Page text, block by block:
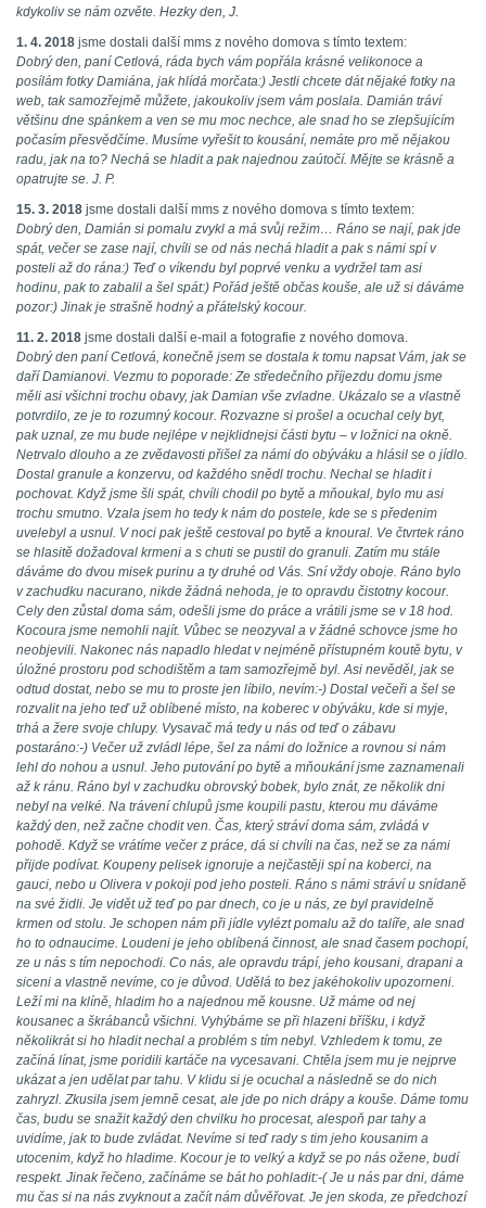
kdykoliv se nám ozvěte. Hezky den, J.
1. 4. 2018 jsme dostali další mms z nového domova s tímto textem:
Dobrý den, paní Cetlová, ráda bych vám popřála krásné velikonoce a
posílám fotky Damiána, jak hlídá morčata:) Jestli chcete dát nějaké fotky na
web, tak samozřejmě můžete, jakoukoliv jsem vám poslala. Damián tráví
většinu dne spánkem a ven se mu moc nechce, ale snad ho se zlepšujícím
počasím přesvědčíme. Musíme vyřešit to kousání, nemáte pro mě nějakou
radu, jak na to? Nechá se hladit a pak najednou zaútočí. Mějte se krásně a
opatrujte se. J. P.
15. 3. 2018 jsme dostali další mms z nového domova s tímto textem:
Dobrý den, Damián si pomalu zvykl a má svůj režim… Ráno se nají, pak jde
spát, večer se zase nají, chvíli se od nás nechá hladit a pak s námi spí v
posteli až do rána:) Teď o víkendu byl poprvé venku a vydržel tam asi
hodinu, pak to zabalil a šel spát:) Pořád ještě občas kouše, ale už si dáváme
pozor:) Jinak je strašně hodný a přátelský kocour.
11. 2. 2018 jsme dostali další e-mail a fotografie z nového domova.
Dobrý den paní Cetlová, konečně jsem se dostala k tomu napsat Vám, jak se
daří Damianovi. Vezmu to poporade: Ze středečního příjezdu domu jsme
měli asi všichni trochu obavy, jak Damian vše zvladne. Ukázalo se a vlastně
potvrdilo, ze je to rozumný kocour. Rozvazne si prošel a ocuchal cely byt,
pak uznal, ze mu bude nejlépe v nejklidnejsi části bytu – v ložnici na okně.
Netrvalo dlouho a ze zvědavosti přišel za námi do obýváku a hlásil se o jídlo.
Dostal granule a konzervu, od každého snědl trochu. Nechal se hladit i
pochovat. Když jsme šli spát, chvíli chodil po bytě a mňoukal, bylo mu asi
trochu smutno. Vzala jsem ho tedy k nám do postele, kde se s předenim
uvelebyl a usnul. V noci pak ještě cestoval po bytě a knoural. Ve čtvrtek ráno
se hlasitě dožadoval krmeni a s chuti se pustil do granuli. Zatím mu stále
dáváme do dvou misek purinu a ty druhé od Vás. Sní vždy oboje. Ráno bylo
v zachudku nacurano, nikde žádná nehoda, je to opravdu čistotny kocour.
Cely den zůstal doma sám, odešli jsme do práce a vrátili jsme se v 18 hod.
Kocoura jsme nemohli najít. Vůbec se neozyval a v žádné schovce jsme ho
neobjevili. Nakonec nás napadlo hledat v nejméně přístupném koutě bytu, v
úložné prostoru pod schodištěm a tam samozřejmě byl. Asi nevěděl, jak se
odtud dostat, nebo se mu to proste jen líbilo, nevím:-) Dostal večeři a šel se
rozvalit na jeho teď už oblíbené místo, na koberec v obýváku, kde si myje,
trhá a žere svoje chlupy. Vysavač má tedy u nás od teď o zábavu
postaráno:-) Večer už zvládl lépe, šel za námi do ložnice a rovnou si nám
lehl do nohou a usnul. Jeho putování po bytě a mňoukání jsme zaznamenali
až k ránu. Ráno byl v zachudku obrovský bobek, bylo znát, ze několik dni
nebyl na velké. Na trávení chlupů jsme koupili pastu, kterou mu dáváme
každý den, než začne chodit ven. Čas, který stráví doma sám, zvládá v
pohodě. Když se vrátíme večer z práce, dá si chvíli na čas, než se za námi
přijde podívat. Koupeny pelisek ignoruje a nejčastěji spí na koberci, na
gauci, nebo u Olivera v pokoji pod jeho posteli. Ráno s námi stráví u snídaně
na své židli. Je vidět už teď po par dnech, co je u nás, ze byl pravidelně
krmen od stolu. Je schopen nám při jídle vylézt pomalu až do talíře, ale snad
ho to odnaucime. Loudeni je jeho oblíbená činnost, ale snad časem pochopí,
ze u nás s tím nepochodi. Co nás, ale opravdu trápí, jeho kousani, drapani a
siceni a vlastně nevíme, co je důvod. Udělá to bez jakéhokoliv upozorneni.
Leží mi na klíně, hladim ho a najednou mě kousne. Už máme od nej
kousanec a škrábanců všichni. Vyhýbáme se při hlazeni bříšku, i když
několikrát si ho hladit nechal a problém s tím nebyl. Vzhledem k tomu, ze
začíná línat, jsme poridili kartáče na vycesavani. Chtěla jsem mu je nejprve
ukázat a jen udělat par tahu. V klidu si je ocuchal a následně se do nich
zahryzl. Zkusila jsem jemně cesat, ale jde po nich drápy a kouše. Dáme tomu
čas, budu se snažit každý den chvilku ho procesat, alespoň par tahy a
uvidíme, jak to bude zvládat. Nevíme si teď rady s tim jeho kousanim a
utocenim, když ho hladime. Kocour je to velký a když se po nás ožene, budí
respekt. Jinak řečeno, začínáme se bát ho pohladit:-( Je u nás par dni, dáme
mu čas si na nás zvyknout a začít nám důvěřovat. Je jen skoda, ze předchozí